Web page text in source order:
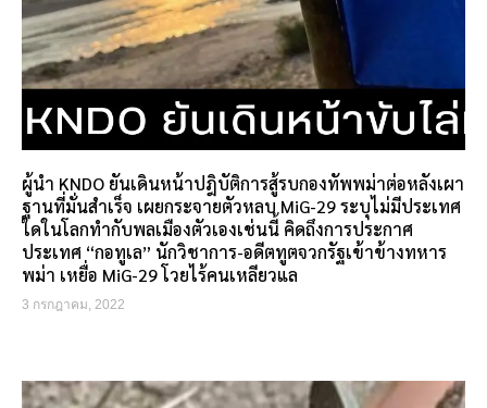
ผู้นำ KNDO ยันเดินหน้าปฎิบัติการสู้รบกองทัพพม่าต่อหลังเผา
ฐานที่มั่นสำเร็จ เผยกระจายตัวหลบ MiG-29 ระบุไม่มีประเทศ
ใดในโลกทำกับพลเมืองตัวเองเช่นนี้ คิดถึงการประกาศ
ประเทศ “กอทูเล” นักวิชาการ-อดีตทูตจวกรัฐเข้าข้างทหาร
พม่า เหยื่อ MiG-29 โวยไร้คนเหลียวแล
3 กรกฎาคม, 2022